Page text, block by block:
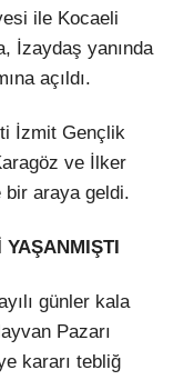
Facebook
ile Kocaeli
İzaydaş yanında
açıldı.
İzmit Gençlik
ve İlker
bir araya geldi.
günler kala
Pazarı
kararı tebliğ